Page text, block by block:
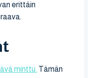
erittäin
minttu. Tämän